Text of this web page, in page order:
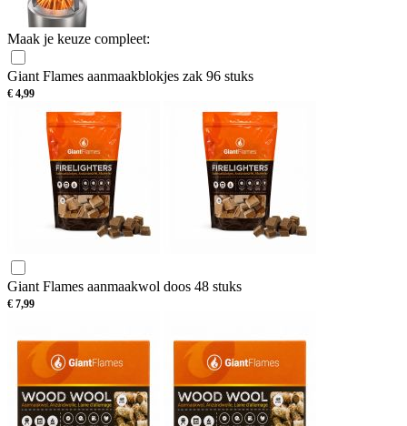
Maak je keuze compleet:
Giant Flames aanmaakblokjes zak 96 stuks
€ 4,99
Giant Flames aanmaakwol doos 48 stuks
€ 7,99